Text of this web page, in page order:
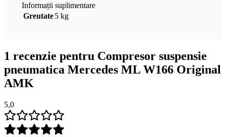
Informații suplimentare
Greutate5 kg
1 recenzie pentru Compresor suspensie
pneumatica Mercedes ML W166 Original
AMK
5,0